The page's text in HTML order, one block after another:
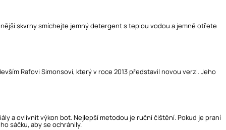
skvrny smíchejte jemný detergent s teplou vodou a jemně otřete
Rafovi Simonsovi, který v roce 2013 představil novou verzi. Jeho
a ovlivnit výkon bot. Nejlepší metodou je ruční čištění. Pokud je praní
sáčku, aby se ochránily.